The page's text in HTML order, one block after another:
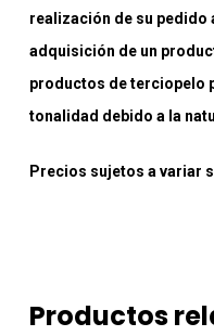
realización de su pedido
adquisición de un
productos de terciopelo
tonalidad debido a la
Precios sujetos a variar
Productos